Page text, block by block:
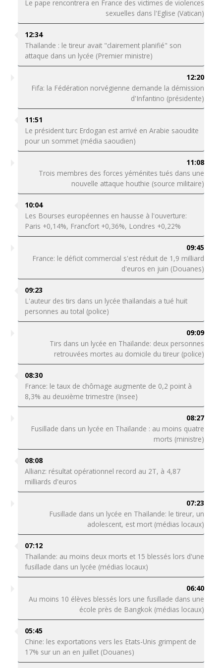
Le pape rencontrera en France des victimes de violences
sexuelles dans l'Eglise (Vatican)
12:34
Thaïlande : le tireur avait "clairement planifié" son
attaque dans un lycée (Premier ministre)
12:20
Fifa: la Fédération norvégienne demande la démission
d'Infantino (présidente)
11:51
Le président turc Erdogan est arrivé en Arabie saoudite
pour un sommet (média saoudien)
11:08
Trois membres des forces yéménites tués dans une
nouvelle attaque houthie (source militaire)
10:04
Les Bourses européennes en hausse à l'ouverture:
Paris +0,14%, Francfort +0,36%, Londres +0,22%
09:45
France: le déficit commercial s'est réduit de 1,9 milliard
d'euros en juin (Douanes)
09:23
L'auteur des tirs dans un lycée thaïlandais a tué huit
personnes au total (police)
09:09
Tirs dans un lycée en Thaïlande: deux personnes
retrouvées mortes au domicile du tireur (police)
08:30
France: le taux de chômage augmente de 0,2 point à
8,3% au deuxième trimestre (Insee)
08:27
Fusillade dans un lycée en Thaïlande : au moins quatre
morts (ministre)
08:08
Allianz: résultat opérationnel record au 2T, à 4,87
milliards d'euros
07:23
Fusillade dans un lycée en Thaïlande: le tireur, un
adolescent, est mort (médias locaux)
07:12
Thaïlande: au moins deux morts et 15 blessés lors d'une
fusillade dans un lycée (médias locaux)
06:40
Au moins 10 élèves blessés lors une fusillade dans une
école près de Bangkok (médias locaux)
05:45
Chine: les exportations vers les Etats-Unis grimpent de
17% sur un an en juillet (Douanes)